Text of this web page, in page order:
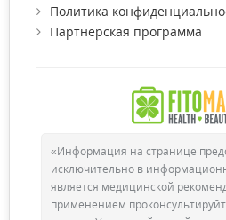
Политика
Партнёрская программа
«Информация на странице
исключительно в
является медицинской
применением